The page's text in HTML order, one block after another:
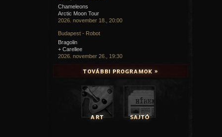
Chameleons
Arctic Moon Tour
2026. november 18., 20:00
Budapest - Robot
Bragolin
+ Carellee
2026. november 26., 19:30